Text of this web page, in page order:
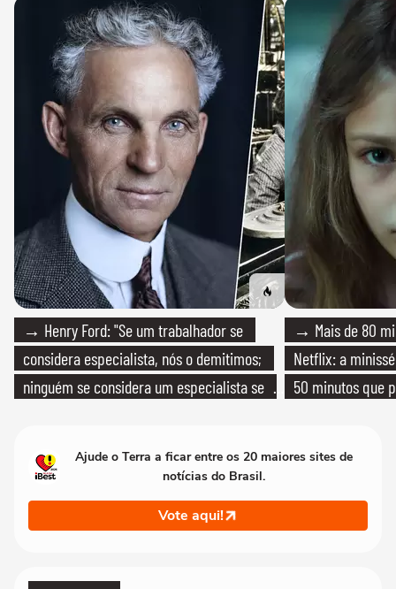
→ Henry Ford: "Se um trabalhador se
considera especialista, nós o demitimos;
ninguém se considera um especialista se
→ Mais de 80
Netflix: a
50 minutos que
Ajude o Terra a ficar entre os 20 maiores sites de
notícias do Brasil.
Vote aqui!